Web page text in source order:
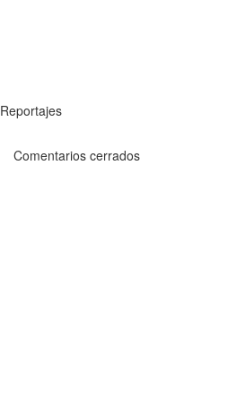
Reportajes
Comentarios cerrados